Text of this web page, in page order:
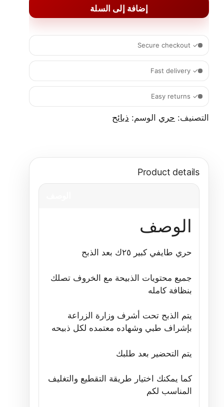
إضافة إلى السلة
✓ Secure checkout
✓ Fast delivery
✓ Easy returns
التصنيف: حري الوسم: ذبائح
Product details
الوصف
حري طايفي كبير ٢٥ك بعد الذبح
جميع محتويات الذبيحة مع الخروف تصلك
بنظافة كامله
يتم الذبح تحت أشرف وزارة الزراعة
بإشراف طبي وشهاده معتمده لكل ذبيحه
يتم التحضير بعد طلبك
كما يمكنك اختيار طريقة التقطيع والتغليف
المناسب لكم